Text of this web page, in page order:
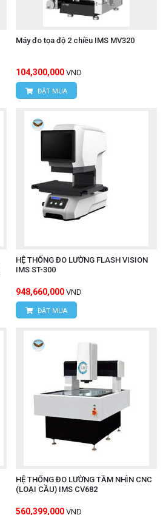
Máy đo tọa độ 2 chiều IMS MV320
104,300,000 VND
ĐẶT MUA
HỆ THỐNG ĐO LƯỜNG FLASH VISION
IMS ST-300
948,660,000 VND
ĐẶT MUA
HỆ THỐNG ĐO LƯỜNG TẦM NHÌN CNC
(LOẠI CẦU) IMS CV682
560,399,000 VND